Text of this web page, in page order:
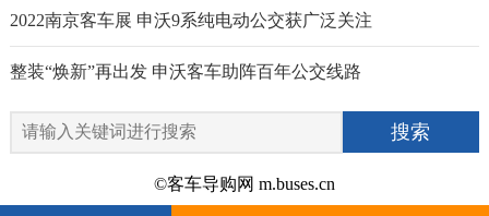
2022南京客车展 申沃9系纯电动公交获广泛关注
整装“焕新”再出发 申沃客车助阵百年公交线路
©客车导购网 m.buses.cn